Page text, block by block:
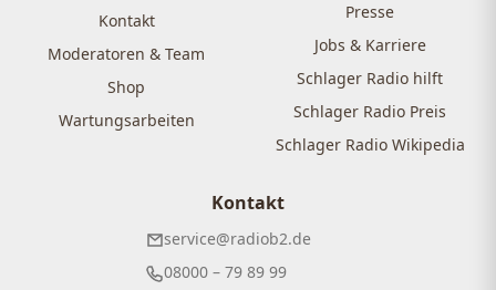
Kontakt
Moderatoren & Team
Shop
Wartungsarbeiten
Presse
Jobs & Karriere
Schlager Radio hilft
Schlager Radio Preis
Schlager Radio Wikipedia
Kontakt
service@radiob2.de
08000 – 79 89 99